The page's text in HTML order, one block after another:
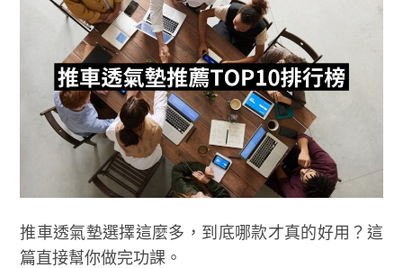
推車透氣墊選擇這麼多，到底哪款才真的好用？這
篇直接幫你做完功課。